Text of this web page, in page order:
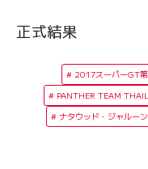
正式結果
2017スーパーGT
PANTHER TEAM
ナタウッド・ジャルー